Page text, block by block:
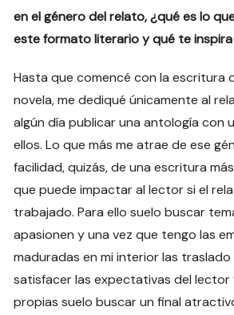
en el género del relato, ¿qué es lo
este formato literario y qué te
Hasta que comencé con la escritura
novela, me dediqué únicamente al
algún día publicar una antología con
ellos. Lo que más me atrae de ese
facilidad, quizás, de una escritura
que puede impactar al lector si el
trabajado. Para ello suelo buscar
apasionen y una vez que tengo las
maduradas en mi interior las traslado
satisfacer las expectativas del lector
propias suelo buscar un final